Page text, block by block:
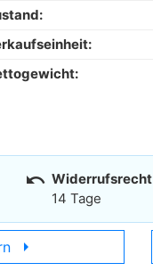
undo Widerrufsrecht
14 Tage
arrow_right